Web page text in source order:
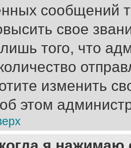
сообщений
свое
того, что
изменить
этом